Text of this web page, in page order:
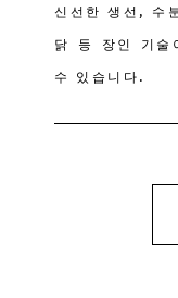
신선한 생선, 수
닭 등 장인 기술
수 있습니다.